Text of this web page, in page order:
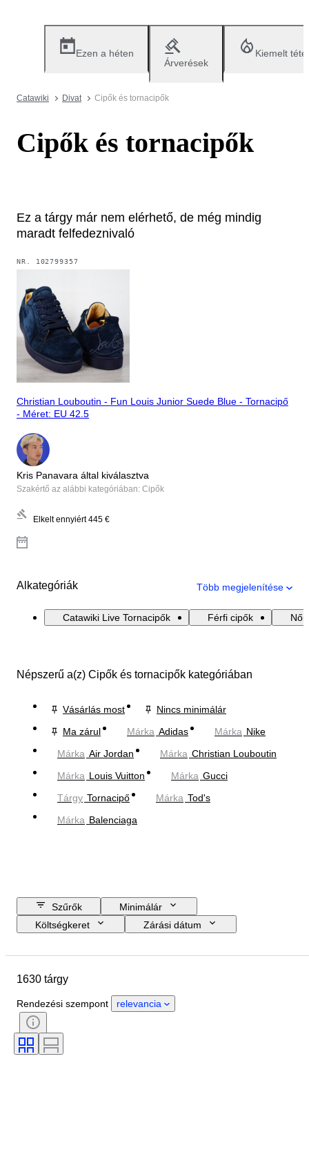
Ezen a héten
Árverések
Kiemelt
Catawiki Divat Cipők és tornacipők
Cipők és tornacipők
Ez a tárgy már nem elérhető, de még mindig
maradt felfedeznivaló
NR. 102799357
Christian Louboutin - Fun Louis Junior Suede Blue - Tornacipő
- Méret: EU 42.5
Kris Panavara által kiválasztva
Szakértő az alábbi kategóriában: Cipők
Elkelt ennyiért 445 €
Alkategóriák Több megjelenítése
Catawiki Live Tornacipők Férfi cipők Női
Népszerű a(z) Cipők és tornacipők kategóriában
Vásárlás most
Nincs minimálár
Ma zárul
Márka Adidas Márka Nike
Márka Air Jordan Márka Christian Louboutin
Márka Louis Vuitton Márka Gucci
Tárgy Tornacipő Márka Tod's
Márka Balenciaga
Szűrők
Minimálár
Költségkeret
Zárási dátum
Anyag
Szín
Tartozékok mellékelve
Modell
1630 tárgy
Rendezési szempont relevancia